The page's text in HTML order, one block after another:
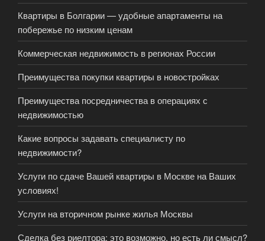
Квартиры в Болгарии — удобные апартаменты на
побережье по низким ценам
Коммерческая недвижимость в регионах России
Преимущества покупки квартиры в новостройках
Преимущества посредничества в операциях с
недвижимостью
Какие вопросы задавать специалисту по
недвижимости?
Услуги по сдаче Вашей квартиры в Москве на Ваших
условиях!
Услуги на вторичном рынке жилья Москвы
Сделка без риелтора: это возможно, но есть ли смысл?